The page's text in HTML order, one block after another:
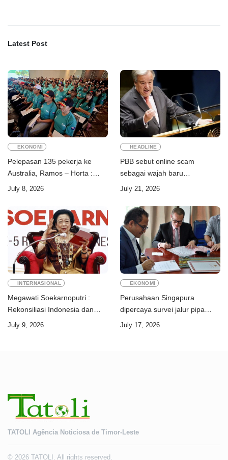
Latest Post
EKONOMI
Pelepasan 135 pekerja ke
Australia, Ramos – Horta :
“Kalian perkuat ekonomi dua
July 8, 2026
HEADLINE
PBB sebut online scam
sebagai wajah baru
July 21, 2026
INTERNASIONAL
Megawati Soekarnoputri :
Rekonsiliasi Indonesia dan
Timor-Leste jadi teladan dunia
July 9, 2026
EKONOMI
Perusahaan Singapura
dipercaya survei jalur pipa
ekspor Gas Greater Sunrise
July 17, 2026
TATOLI Agência Noticiosa de Timor-Leste
© 2026 TATOLI. All rights reserved.